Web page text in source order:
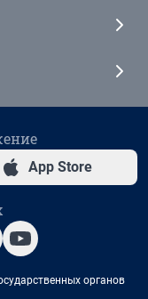
App Store
органов